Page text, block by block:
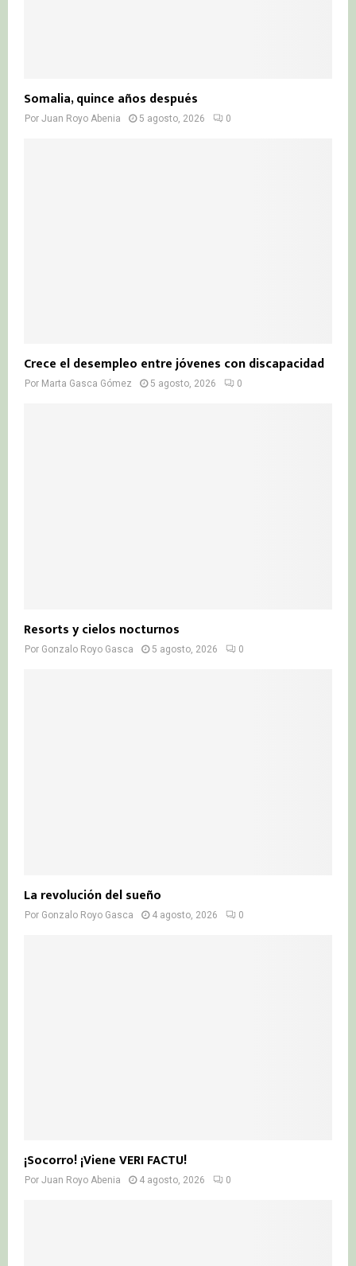
Somalia, quince años después
Por Juan Royo Abenia 5 agosto, 2026 0
Crece el desempleo entre jóvenes con discapacidad
Por Marta Gasca Gómez 5 agosto, 2026 0
Resorts y cielos nocturnos
Por Gonzalo Royo Gasca 5 agosto, 2026 0
La revolución del sueño
Por Gonzalo Royo Gasca 4 agosto, 2026 0
¡Socorro! ¡Viene VERI FACTU!
Por Juan Royo Abenia 4 agosto, 2026 0